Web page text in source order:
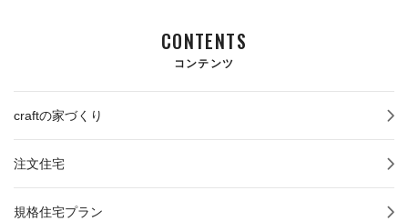
CONTENTS
コンテンツ
craftの家づくり
注文住宅
規格住宅プラン